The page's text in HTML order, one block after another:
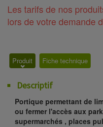
Les tarifs de nos
lors de votre demande
Produit Fiche technique
Descriptif
Portique permettant de
ou fermer l'accès aux
supermarchés , places